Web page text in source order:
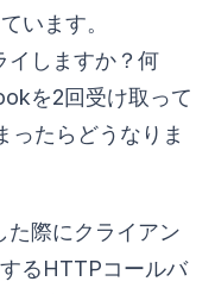
います。
イしますか？何
を2回受け取って
ったらどうなりま
際にクライアン
るHTTPコールバ